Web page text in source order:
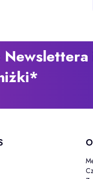
stopce